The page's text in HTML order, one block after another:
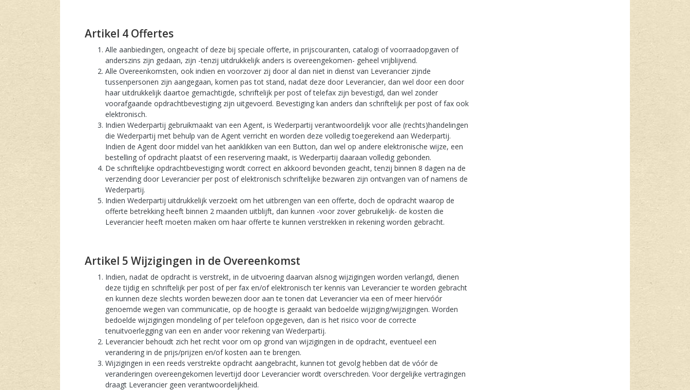
artikel 4 Offertes
Alle aanbiedingen, ongeacht of deze bij speciale offerte, in prijscouranten, catalogi of voorraadopgaven of
anderszins zijn gedaan, zijn -tenzij uitdrukkelijk anders is overeengekomen- geheel vrijblijvend.
Alle Overeenkomsten, ook indien en voorzover zij door al dan niet in dienst van Leverancier zijnde
tussenpersonen zijn aangegaan, komen pas tot stand, nadat deze door Leverancier, dan wel door een door
haar uitdrukkelijk daartoe gemachtigde, schriftelijk per post of telefax zijn bevestigd, dan wel zonder
voorafgaande opdrachtbevestiging zijn uitgevoerd. Bevestiging kan anders dan schriftelijk per post of fax ook
elektronisch.
Indien Wederpartij gebruikmaakt van een Agent, is Wederpartij verantwoordelijk voor alle (rechts)handelingen
die Wederpartij met behulp van de Agent verricht en worden deze volledig toegerekend aan Wederpartij.
Indien de Agent door middel van het aanklikken van een Button, dan wel op andere elektronische wijze, een
bestelling of opdracht plaatst of een reservering maakt, is Wederpartij daaraan volledig gebonden.
De schriftelijke opdrachtbevestiging wordt correct en akkoord bevonden geacht, tenzij binnen 8 dagen na de
verzending door Leverancier per post of elektronisch schriftelijke bezwaren zijn ontvangen van of namens de
Wederpartij.
Indien Wederpartij uitdrukkelijk verzoekt om het uitbrengen van een offerte, doch de opdracht waarop de
offerte betrekking heeft binnen 2 maanden uitblijft, dan kunnen -voor zover gebruikelijk- de kosten die
Leverancier heeft moeten maken om haar offerte te kunnen verstrekken in rekening worden gebracht.
artikel 5 Wijzigingen in de Overeenkomst
Indien, nadat de opdracht is verstrekt, in de uitvoering daarvan alsnog wijzigingen worden verlangd, dienen
deze tijdig en schriftelijk per post of per fax en/of elektronisch ter kennis van Leverancier te worden gebracht
en kunnen deze slechts worden bewezen door aan te tonen dat Leverancier via een of meer hiervóór
genoemde wegen van communicatie, op de hoogte is geraakt van bedoelde wijziging/wijzigingen. Worden
bedoelde wijzigingen mondeling of per telefoon opgegeven, dan is het risico voor de correcte
tenuitvoerlegging van een en ander voor rekening van Wederpartij.
Leverancier behoudt zich het recht voor om op grond van wijzigingen in de opdracht, eventueel een
verandering in de prijs/prijzen en/of kosten aan te brengen.
Wijzigingen in een reeds verstrekte opdracht aangebracht, kunnen tot gevolg hebben dat de vóór de
veranderingen overeengekomen levertijd door Leverancier wordt overschreden. Voor dergelijke vertragingen
draagt Leverancier geen verantwoordelijkheid.